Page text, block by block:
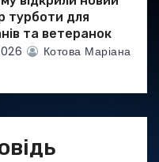
турботи для
та ветеранок
Котова Маріана